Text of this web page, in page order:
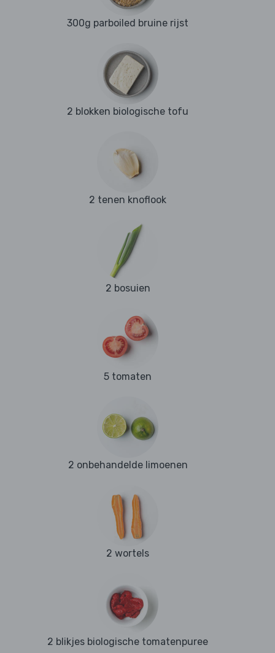
300g parboiled bruine rijst
2 blokken biologische tofu
2 tenen knoflook
2 bosuien
5 tomaten
2 onbehandelde limoenen
2 wortels
2 blikjes biologische tomatenpuree